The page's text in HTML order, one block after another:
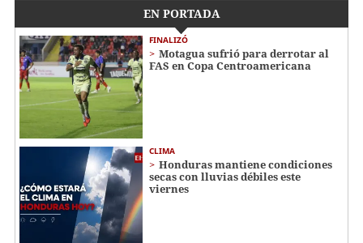
EN PORTADA
FINALIZÓ
Motagua sufrió para derrotar al
FAS en Copa Centroamericana
CLIMA
Honduras mantiene condiciones
secas con lluvias débiles este
viernes